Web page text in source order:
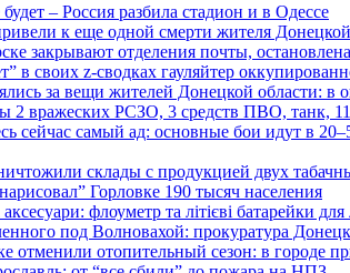
– Россия разбила стадион и в Одессе
к еще одной смерти жителя
закрывают отделения почты,
в своих z-сводках гауляйтер
за вещи жителей Донецкой области:
2 вражеских РСЗО, 3 средств ПВО, танк,
сейчас самый ад: основные бои идут в
склады с продукцией двух
Горловке 190 тысяч населения
флоуметр та літієві батарейки для
под Волновахой: прокуратура
отменили отопительный сезон: в городе